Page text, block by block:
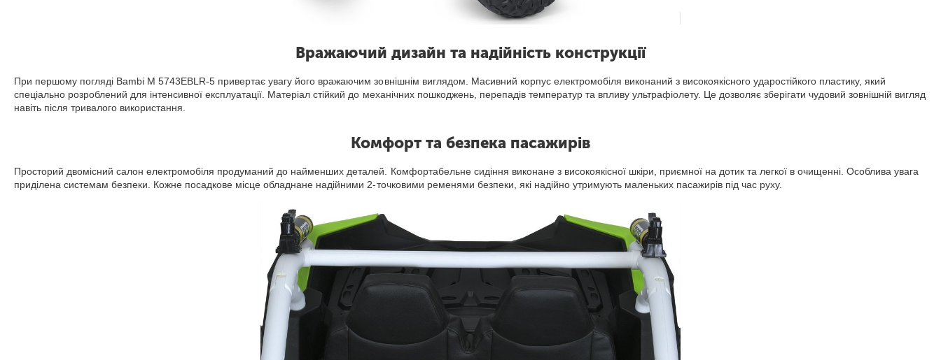
Вражаючий дизайн та надійність конструкції
При першому погляді Bambi M 5743EBLR-5 привертає увагу його вражаючим зовнішнім виглядом. Масивний корпус електромобіля виконаний з високоякісного ударостійкого пластику, який
спеціально розроблений для інтенсивної експлуатації. Матеріал стійкий до механічних пошкоджень, перепадів температур та впливу ультрафіолету. Це дозволяє зберігати чудовий зовнішній вигляд
навіть після тривалого використання.
Комфорт та безпека пасажирів
Просторий двомісний салон електромобіля продуманий до найменших деталей. Комфортабельне сидіння виконане з високоякісної шкіри, приємної на дотик та легкої в очищенні. Особлива увага
приділена системам безпеки. Кожне посадкове місце обладнане надійними 2-точковими ременями безпеки, які надійно утримують маленьких пасажирів під час руху.